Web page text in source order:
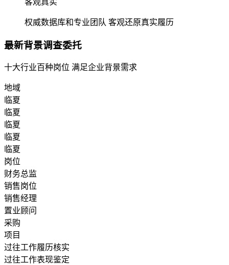
权威数据库和专业团队 客观还原真实履历
最新背景调查委托
十大行业百种岗位 满足企业背景需求
地域
临夏
临夏
临夏
临夏
临夏
岗位
财务总监
销售岗位
销售经理
置业顾问
采购
项目
过往工作履历核实
过往工作表现鉴定